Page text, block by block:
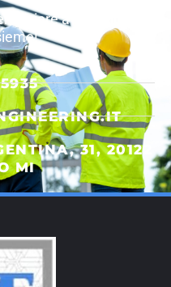
iniziare a costruire il
31, 20122
MI